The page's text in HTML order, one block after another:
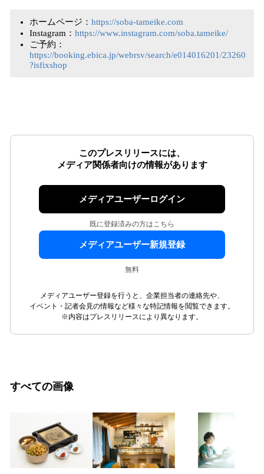
ホームページ： https://soba-tameike.com
Instagram： https://www.instagram.com/soba.tameike/
ご予約：
https://booking.ebica.jp/webrsv/search/e014016201/23260
?isfixshop
このプレスリリースには、
メディア関係者向けの情報があります
メディアユーザーログイン
既に登録済みの方はこちら
メディアユーザー新規登録
無料
メディアユーザー登録を行うと、企業担当者の連絡先や、
イベント・記者会見の情報など様々な特記情報を閲覧できます。
※内容はプレスリリースにより異なります。
すべての画像